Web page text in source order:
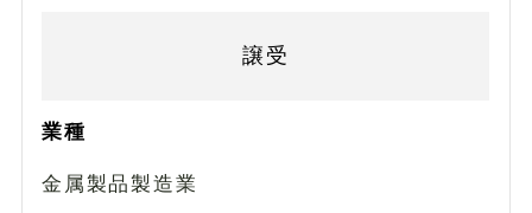
譲受
業種
金属製品製造業